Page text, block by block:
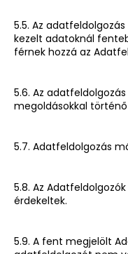
5.5. Az
kezelt adatoknál
férnek hozzá az
5.6. Az
megoldásokkal
5.7. Adatfeldolgozás
5.8. Az
érdekeltek.
5.9. A fent megjelölt